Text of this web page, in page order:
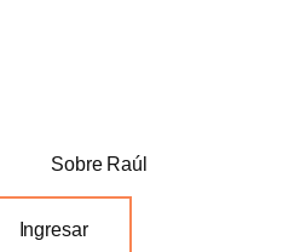
Sobre Raúl
Ingresar